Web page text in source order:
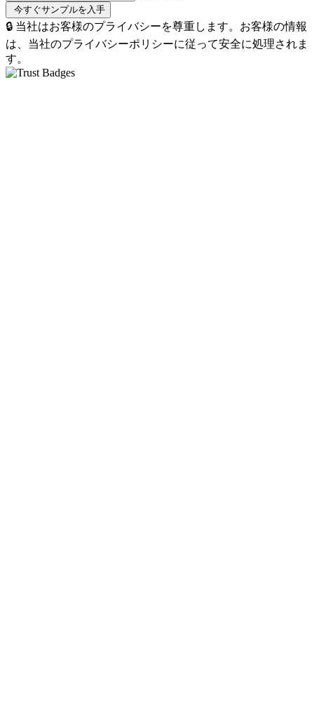
🔒 当社はお客様のプライバシーを尊重します。お客様の情報
は、当社のプライバシーポリシーに従って安全に処理されま
す。